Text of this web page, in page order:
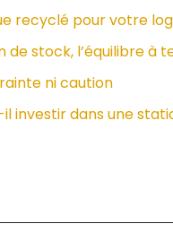
recyclé pour votre
stock, l’équilibre à
ni caution
investir dans une